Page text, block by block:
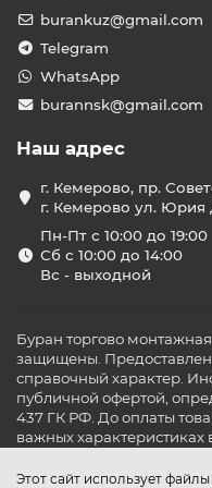
В 1940 году Fantini
компанию
и производстве
качественной
централизованные
✅
качества
Fantini Cosmi
качества и
ISO 9001:2015—
ISO 14001:2015—
менеджмента
ISO 45001:2018—
труда и техникой
Эти сертификаты
компании к
Этот сайт использует
burankuz@gmail.com
Telegram
WhatsApp
burannsk@gmail.com
Наш адрес
г. Кемерово, пр.
г. Кемерово ул. Юрия
Пн-Пт с 10:00 до 19:00
Сб с 10:00 до 14:00
Вс - выходной
Буран торгово
защищены.
справочный характер.
публичной офертой,
437 ГК РФ. До оплаты
важных характеристиках